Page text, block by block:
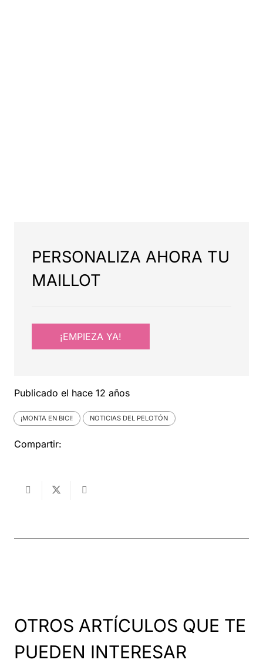
PERSONALIZA AHORA TU
MAILLOT
¡EMPIEZA YA!
Publicado el hace 12 años
¡MONTA EN BICI! NOTICIAS DEL PELOTÓN
Compartir:
OTROS ARTÍCULOS QUE TE
PUEDEN INTERESAR